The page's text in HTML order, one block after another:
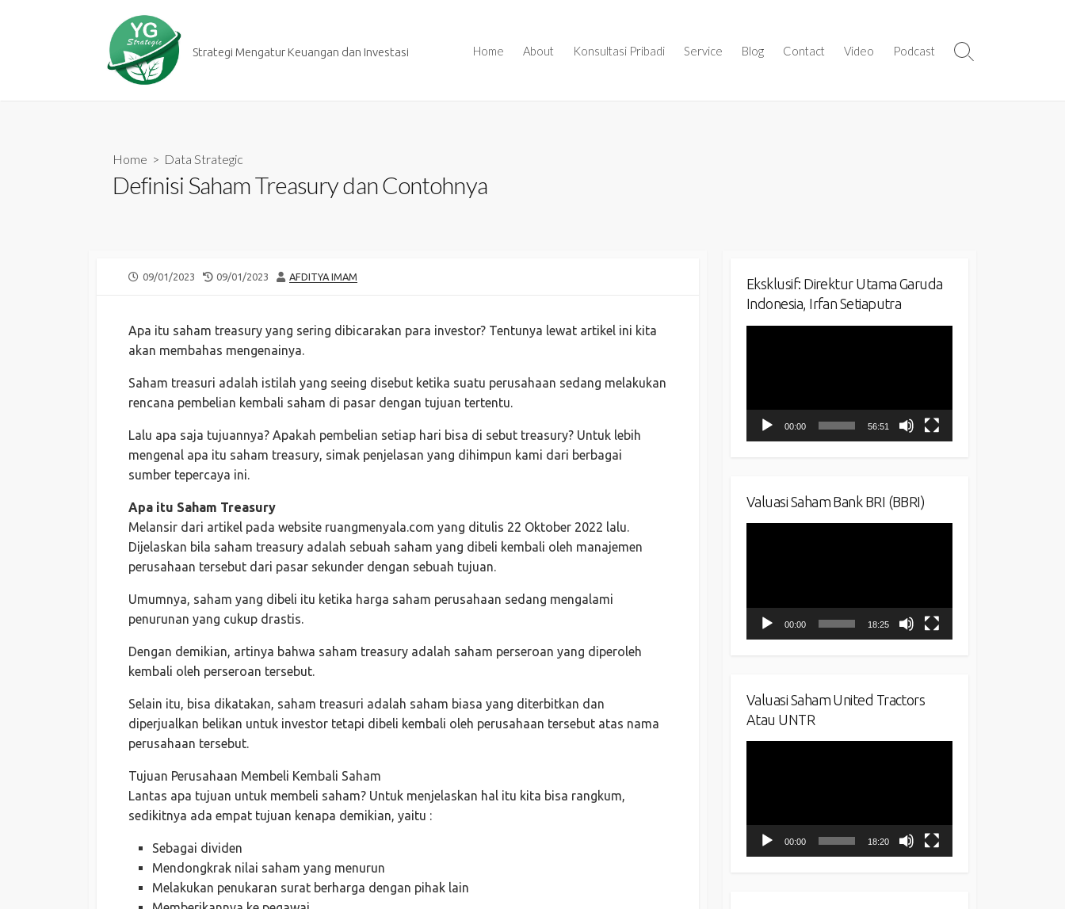
Strategi Mengatur Keuangan dan Investasi Home About Konsultasi Pribadi Service Blog Contact Video Podcast
Search
Home > Data Strategic
Definisi Saham Treasury dan Contohnya
PUBLISHED
09/01/2023
LAST
09/01/2023 AUTHOR
AFDITYA IMAM
Apa itu saham treasury yang sering dibicarakan para investor? Tentunya lewat artikel ini kita
akan membahas mengenainya.
Saham treasuri adalah istilah yang seeing disebut ketika suatu perusahaan sedang melakukan
rencana pembelian kembali saham di pasar dengan tujuan tertentu.
Lalu apa saja tujuannya? Apakah pembelian setiap hari bisa di sebut treasury? Untuk lebih
mengenal apa itu saham treasury, simak penjelasan yang dihimpun kami dari berbagai
sumber tepercaya ini.
Apa itu Saham Treasury
Melansir dari artikel pada website ruangmenyala.com yang ditulis 22 Oktober 2022 lalu.
Dijelaskan bila saham treasury adalah sebuah saham yang dibeli kembali oleh manajemen
perusahaan tersebut dari pasar sekunder dengan sebuah tujuan.
Umumnya, saham yang dibeli itu ketika harga saham perusahaan sedang mengalami
penurunan yang cukup drastis.
Dengan demikian, artinya bahwa saham treasury adalah saham perseroan yang diperoleh
kembali oleh perseroan tersebut.
Selain itu, bisa dikatakan, saham treasuri adalah saham biasa yang diterbitkan dan
diperjualkan belikan untuk investor tetapi dibeli kembali oleh perusahaan tersebut atas nama
perusahaan tersebut.
Tujuan Perusahaan Membeli Kembali Saham
Lantas apa tujuan untuk membeli saham? Untuk menjelaskan hal itu kita bisa rangkum,
sedikitnya ada empat tujuan kenapa demikian, yaitu :
Sebagai dividen
Mendongkrak nilai saham yang menurun
Melakukan penukaran surat berharga dengan pihak lain
Eksklusif: Direktur Utama Garuda
Indonesia, Irfan Setiaputra
00:00 56:51
Valuasi Saham Bank BRI (BBRI)
00:00 18:25
Valuasi Saham United Tractors
Atau UNTR
00:00 18:20